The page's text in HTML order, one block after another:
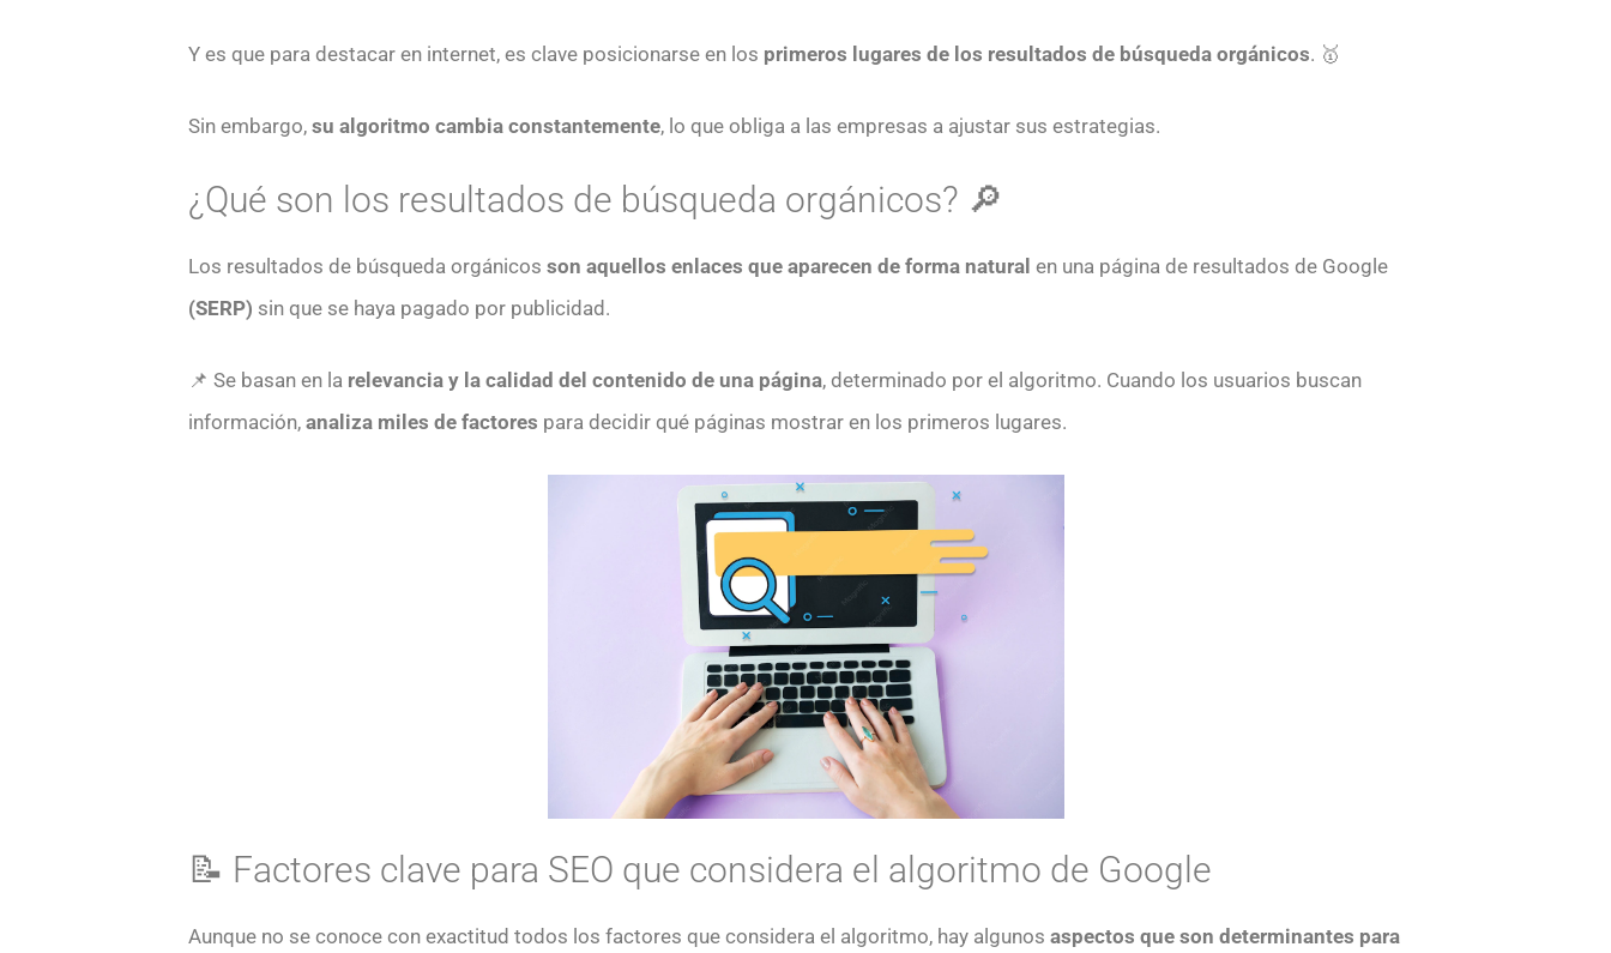
Y es que para destacar en internet, es clave posicionarse en los primeros lugares de los resultados de búsqueda orgánicos. 🥇
Sin embargo, su algoritmo cambia constantemente, lo que obliga a las empresas a ajustar sus estrategias.
¿Qué son los resultados de búsqueda orgánicos? 🔎
Los resultados de búsqueda orgánicos son aquellos enlaces que aparecen de forma natural en una página de resultados de Google
(SERP) sin que se haya pagado por publicidad.
📌 Se basan en la relevancia y la calidad del contenido de una página, determinado por el algoritmo. Cuando los usuarios buscan
información, analiza miles de factores para decidir qué páginas mostrar en los primeros lugares.
📝 Factores clave para SEO que considera el algoritmo de Google
Aunque no se conoce con exactitud todos los factores que considera el algoritmo, hay algunos aspectos que son determinantes para